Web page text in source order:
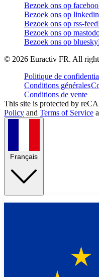
Bezoek ons op
Bezoek ons op linkedin
Bezoek ons op rss-feed
Bezoek ons op
Bezoek ons op bluesky
© 2026 Euractiv FR. All
Politique de
Conditions générales
Conditions de vente
This site is protected by
Policy and Terms of Service
Français